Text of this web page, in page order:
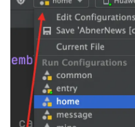
证
实
验
的
收
藏
支
持
声
建
议